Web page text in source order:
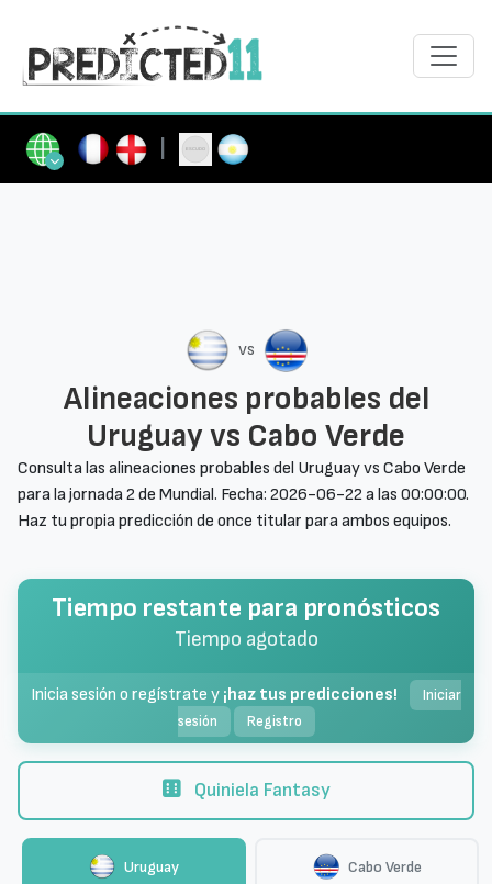
vs
Alineaciones probables del
Uruguay vs Cabo Verde
Consulta las alineaciones probables del Uruguay vs Cabo Verde
para la jornada 2 de Mundial. Fecha: 2026-06-22 a las 00:00:00.
Haz tu propia predicción de once titular para ambos equipos.
Tiempo restante para pronósticos
Tiempo agotado
Inicia sesión o regístrate y ¡haz tus predicciones!
Iniciar
sesión
Registro
Quiniela Fantasy
Uruguay Cabo Verde